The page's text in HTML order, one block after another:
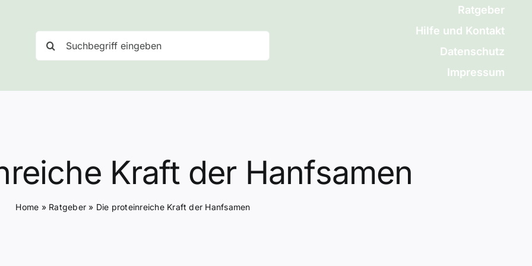
nach:
Ratgeber
Hilfe und Kontakt
Datenschutz
Impressum
Kraft der Hanfsamen
Home » Ratgeber » Die proteinreiche Kraft der Hanfsamen